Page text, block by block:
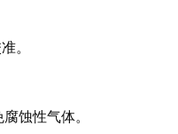
。
蚀性气体。